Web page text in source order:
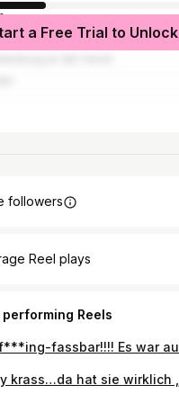
a Free Trial to Unlock
followers
Reel plays
performing Reels